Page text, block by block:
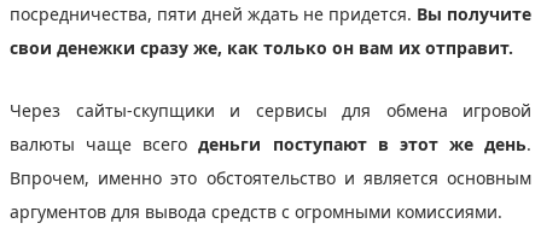
посредничества, пяти дней ждать не придется. Вы получите
свои денежки сразу же, как только он вам их отправит.
Через сайты-скупщики и сервисы для обмена игровой
валюты чаще всегоденьги поступают в этот же день.
Впрочем, именно это обстоятельство и является основным
аргументов для вывода средств с огромными комиссиями.